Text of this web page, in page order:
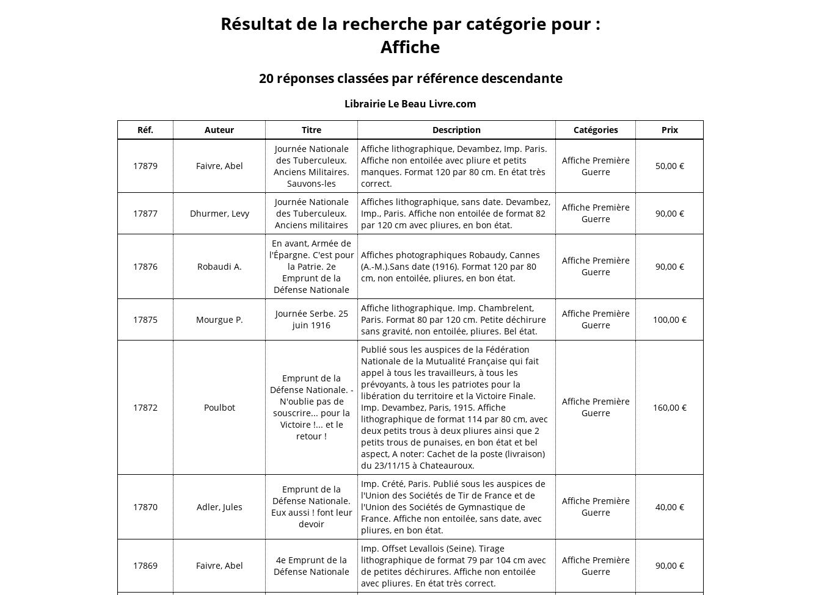
Résultat de la recherche par catégorie pour :
Affiche
20 réponses classées par référence descendante
Librairie Le Beau Livre.com
Réf. Auteur Titre Description Catégories Prix
17879 Faivre, Abel
Journée Nationale
des Tuberculeux.
Anciens Militaires.
Sauvons-les
Affiche lithographique, Devambez, Imp. Paris.
Affiche non entoilée avec pliure et petits
manques. Format 120 par 80 cm. En état très
correct.
Affiche Première
Guerre
50,00 €
17877 Dhurmer, Levy
Journée Nationale
des Tuberculeux.
Anciens militaires
Affiches lithographique, sans date. Devambez,
Imp., Paris. Affiche non entoilée de format 82
par 120 cm avec pliures, en bon état.
Affiche Première
Guerre
90,00 €
17876 Robaudi A.
En avant, Armée de
l'Épargne. C'est pour
la Patrie. 2e
Emprunt de la
Défense Nationale
Affiches photographiques Robaudy, Cannes
(A.-M.).Sans date (1916). Format 120 par 80
cm, non entoilée, pliures, en bon état.
Affiche Première
Guerre
90,00 €
17875 Mourgue P.
Journée Serbe. 25
juin 1916
Affiche lithographique. Imp. Chambrelent,
Paris. Format 80 par 120 cm. Petite déchirure
sans gravité, non entoilée, pliures. Bel état.
Affiche Première
Guerre
100,00 €
17872 Poulbot
Emprunt de la
Défense Nationale. -
N'oublie pas de
souscrire... pour la
Victoire !... et le
retour !
Publié sous les auspices de la Fédération
Nationale de la Mutualité Française qui fait
appel à tous les travailleurs, à tous les
prévoyants, à tous les patriotes pour la
libération du territoire et la Victoire Finale.
Imp. Devambez, Paris, 1915. Affiche
lithographique de format 114 par 80 cm, avec
deux petits trous à deux pliures ainsi que 2
petits trous de punaises, en bon état et bel
aspect, A noter: Cachet de la poste (livraison)
du 23/11/15 à Chateauroux.
Affiche Première
Guerre
160,00 €
17870 Adler, Jules
Emprunt de la
Défense Nationale.
Eux aussi ! font leur
devoir
Imp. Crété, Paris. Publié sous les auspices de
l'Union des Sociétés de Tir de France et de
l'Union des Sociétés de Gymnastique de
France. Affiche non entoilée, sans date, avec
pliures, en bon état.
Affiche Première
Guerre
40,00 €
17869 Faivre, Abel
4e Emprunt de la
Défense Nationale
Imp. Offset Levallois (Seine). Tirage
lithographique de format 79 par 104 cm avec
de petites déchirures. Affiche non entoilée
avec pliures. En état très correct.
Affiche Première
Guerre
90,00 €